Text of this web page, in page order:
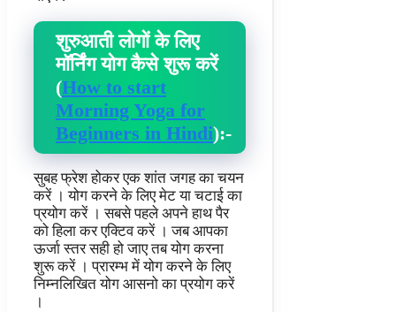
शुरुआती लोगों के लिए
मॉर्निंग योग कैसे शुरू करें
(How to start
Morning Yoga for
Beginners in Hindi):-
सुबह फ्रेश होकर एक शांत जगह का चयन
करें । योग करने के लिए मेट या चटाई का
प्रयोग करें । सबसे पहले अपने हाथ पैर
को हिला कर एक्टिव करें । जब आपका
ऊर्जा स्तर सही हो जाए तब योग करना
शुरू करें । प्रारम्भ में योग करने के लिए
निम्नलिखित योग आसनो का प्रयोग करें
।